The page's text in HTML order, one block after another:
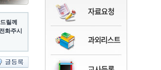
릴께
화주시